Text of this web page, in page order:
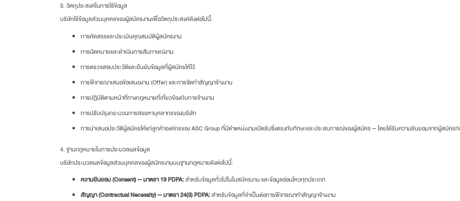
3. วัตถุประสงค์ในการใช้ข้อมูล
บริษัทใช้ข้อมูลส่วนบุคคลของผู้สมัครงานเพื่อวัตถุประสงค์ดังต่อไปนี้:
การคัดสรรและประเมินคุณสมบัติผู้สมัครงาน
การนัดหมายและดำเนินการสัมภาษณ์งาน
การตรวจสอบประวัติและยืนยันข้อมูลที่ผู้สมัครให้ไว้
การพิจารณาเสนอข้อเสนองาน (Offer) และการจัดทำสัญญาจ้างงาน
การปฏิบัติตามหน้าที่ทางกฎหมายที่เกี่ยวข้องกับการจ้างงาน
การปรับปรุงกระบวนการสรรหาบุคลากรของบริษัท
การนำเสนอประวัติผู้สมัครให้แก่ลูกค้าองค์กรของ ASC Group ที่มีตำแหน่งงานเปิดรับซึ่งตรงกับทักษะและประสบการณ์ของผู้สมัคร — โดยได้รับความยินยอมจากผู้สมัคร
4. ฐานกฎหมายในการประมวลผลข้อมูล
บริษัทประมวลผลข้อมูลส่วนบุคคลของผู้สมัครงานบนฐานกฎหมายดังต่อไปนี้:
ความยินยอม (Consent) — มาตรา 19 PDPA:สำหรับข้อมูลทั่วไปในใบสมัครงาน และข้อมูลอ่อนไหวทุกประเภท
สัญญา (Contractual Necessity) — มาตรา 24(3) PDPA:สำหรับข้อมูลที่จำเป็นต่อการพิจารณาทำสัญญาจ้างงาน